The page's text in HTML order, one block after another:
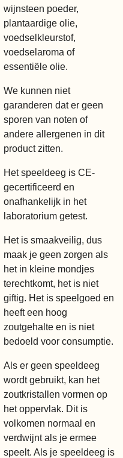
wijnsteen poeder,
plantaardige olie,
voedselkleurstof,
voedselaroma of
essentiële olie.
We kunnen niet
garanderen dat er geen
sporen van noten of
andere allergenen in dit
product zitten.
Het speeldeeg is CE-
gecertificeerd en
onafhankelijk in het
laboratorium getest.
Het is smaakveilig, dus
maak je geen zorgen als
het in kleine mondjes
terechtkomt, het is niet
giftig. Het is speelgoed en
heeft een hoog
zoutgehalte en is niet
bedoeld voor consumptie.
Als er geen speeldeeg
wordt gebruikt, kan het
zoutkristallen vormen op
het oppervlak. Dit is
volkomen normaal en
verdwijnt als je ermee
speelt. Als je speeldeeg is